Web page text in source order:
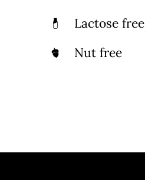
Lactose free
Nut free